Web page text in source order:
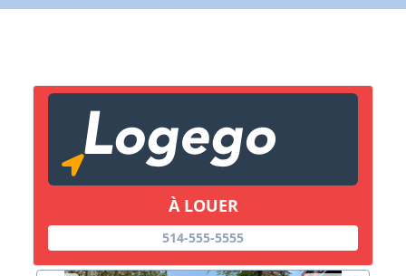
À LOUER
514-555-5555
Copier lien
X Fermer Envoyez